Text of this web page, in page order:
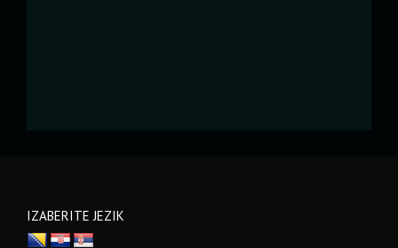
IZABERITE JEZIK